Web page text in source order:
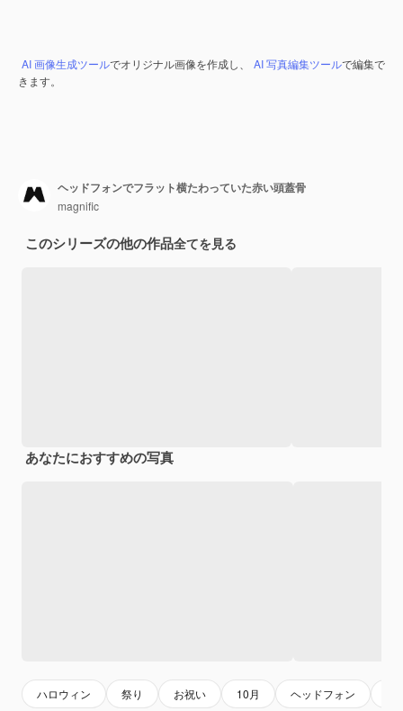
AI 画像生成ツールでオリジナル画像を作成し、 AI 写真編集ツールで編集で
きます。
ヘッドフォンでフラット横たわっていた赤い頭蓋骨
magnific
このシリーズの他の作品全てを見る
あなたにおすすめの写真
ハロウィン 祭り お祝い 10月 ヘッドフォン